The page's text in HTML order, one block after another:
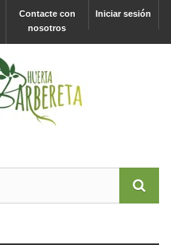
Iniciar sesión
Contacte con
nosotros